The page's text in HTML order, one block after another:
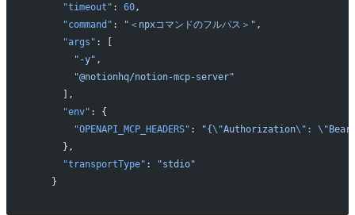
      "timeout"
: 60,
      "command"
: "＜npxコマンドのフルパス＞" ,
      "args"
: [
        "-y"
,
        "@notionhq/notion-mcp-server"
      ],
      "env"
: {
        "OPENAPI_MCP_HEADERS"
: "{\"Authorization\" : \"
      },
      "transportType"
:
"stdio"
    }